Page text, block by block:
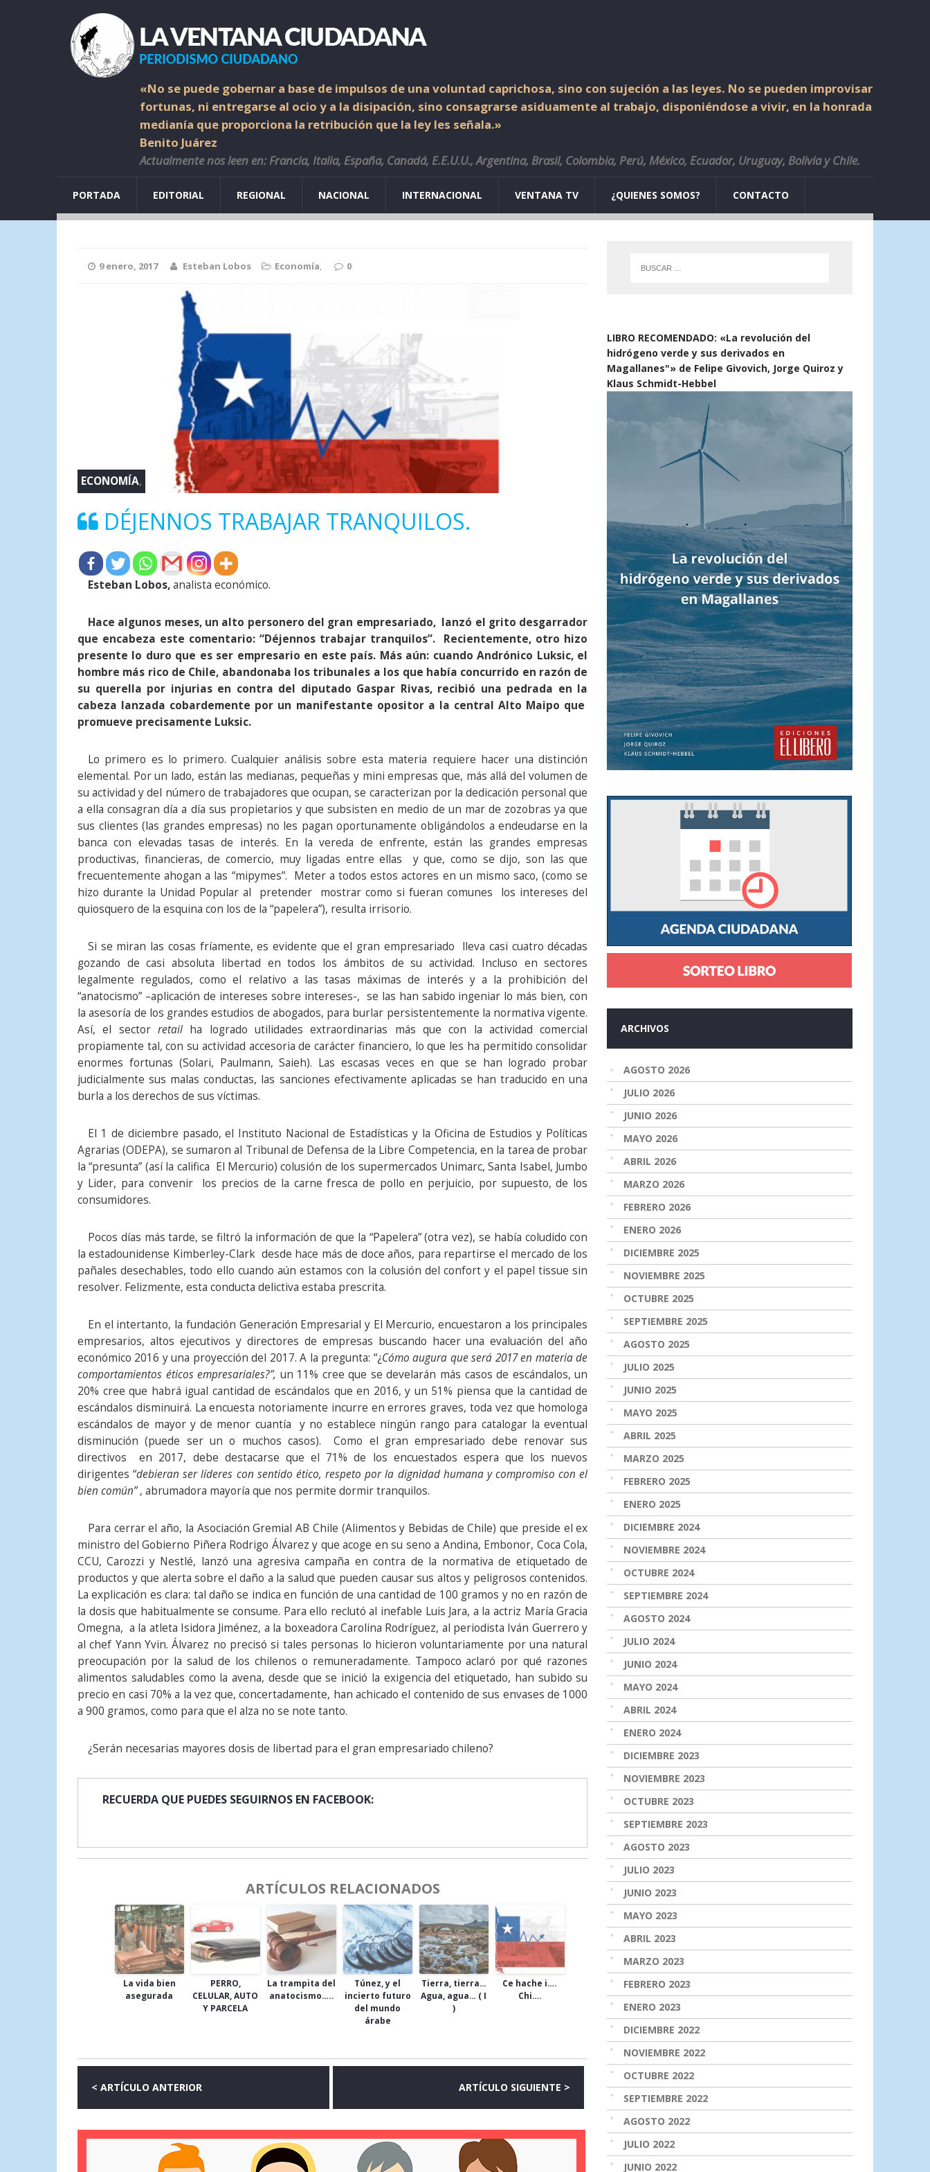
«No se puede gobernar a base de impulsos de una voluntad caprichosa, sino con sujeción a las leyes. No se pueden improvisar
fortunas, ni entregarse al ocio y a la disipación, sino consagrarse asiduamente al trabajo, disponiéndose a vivir, en la honrada
medianía que proporciona la retribución que la ley les señala.»
Benito Juárez
Actualmente nos leen en: Francia, Italia, España, Canadá, E.E.U.U., Argentina, Brasil, Colombia, Perú, México, Ecuador, Uruguay, Bolivia y Chile.
PORTADA EDITORIAL REGIONAL NACIONAL INTERNACIONAL VENTANA TV ¿QUIENES SOMOS? CONTACTO
9 enero, 2017 Esteban Lobos Economía, 0
ECONOMÍA,
DÉJENNOS TRABAJAR TRANQUILOS.
Esteban Lobos,analista económico.
Hace algunos meses, un alto personero del gran empresariado, lanzó el grito desgarrador
que encabeza este comentario: “Déjennos trabajar tranquilos”. Recientemente, otro hizo
presente lo duro que es ser empresario en este país. Más aún: cuando Andrónico Luksic, el
hombre más rico de Chile, abandonaba los tribunales a los que había concurrido en razón de
su querella por injurias en contra del diputado Gaspar Rivas, recibió una pedrada en la
cabeza lanzada cobardemente por un manifestante opositor a la central Alto Maipo que
promueve precisamente Luksic.
Lo primero es lo primero. Cualquier análisis sobre esta materia requiere hacer una distinción
elemental. Por un lado, están las medianas, pequeñas y mini empresas que, más allá del volumen de
su actividad y del número de trabajadores que ocupan, se caracterizan por la dedicación personal que
a ella consagran día a día sus propietarios y que subsisten en medio de un mar de zozobras ya que
sus clientes (las grandes empresas) no les pagan oportunamente obligándolos a endeudarse en la
banca con elevadas tasas de interés. En la vereda de enfrente, están las grandes empresas
productivas, financieras, de comercio, muy ligadas entre ellas y que, como se dijo, son las que
frecuentemente ahogan a las “mipymes”. Meter a todos estos actores en un mismo saco, (como se
hizo durante la Unidad Popular al pretender mostrar como si fueran comunes los intereses del
quiosquero de la esquina con los de la “papelera”), resulta irrisorio.
Si se miran las cosas fríamente, es evidente que el gran empresariado lleva casi cuatro décadas
gozando de casi absoluta libertad en todos los ámbitos de su actividad. Incluso en sectores
legalmente regulados, como el relativo a las tasas máximas de interés y a la prohibición del
“anatocismo” –aplicación de intereses sobre intereses-, se las han sabido ingeniar lo más bien, con
la asesoría de los grandes estudios de abogados, para burlar persistentemente la normativa vigente.
Así, el sector retail ha logrado utilidades extraordinarias más que con la actividad comercial
propiamente tal, con su actividad accesoria de carácter financiero, lo que les ha permitido consolidar
enormes fortunas (Solari, Paulmann, Saieh). Las escasas veces en que se han logrado probar
judicialmente sus malas conductas, las sanciones efectivamente aplicadas se han traducido en una
burla a los derechos de sus víctimas.
El 1 de diciembre pasado, el Instituto Nacional de Estadísticas y la Oficina de Estudios y Políticas
Agrarias (ODEPA), se sumaron al Tribunal de Defensa de la Libre Competencia, en la tarea de probar
la “presunta” (así la califica El Mercurio) colusión de los supermercados Unimarc, Santa Isabel, Jumbo
y Lider, para convenir los precios de la carne fresca de pollo en perjuicio, por supuesto, de los
consumidores.
Pocos días más tarde, se filtró la información de que la “Papelera” (otra vez), se había coludido con
la estadounidense Kimberley-Clark desde hace más de doce años, para repartirse el mercado de los
pañales desechables, todo ello cuando aún estamos con la colusión del confort y el papel tissue sin
resolver. Felizmente, esta conducta delictiva estaba prescrita.
En el intertanto, la fundación Generación Empresarial y El Mercurio, encuestaron a los principales
empresarios, altos ejecutivos y directores de empresas buscando hacer una evaluación del año
económico 2016 y una proyección del 2017. A la pregunta: “¿Cómo augura que será 2017 en materia de
comportamientos éticos empresariales?”, un 11% cree que se develarán más casos de escándalos, un
20% cree que habrá igual cantidad de escándalos que en 2016, y un 51% piensa que la cantidad de
escándalos disminuirá. La encuesta notoriamente incurre en errores graves, toda vez que homologa
escándalos de mayor y de menor cuantía y no establece ningún rango para catalogar la eventual
disminución (puede ser un o muchos casos). Como el gran empresariado debe renovar sus
directivos en 2017, debe destacarse que el 71% de los encuestados espera que los nuevos
dirigentes “debieran ser líderes con sentido ético, respeto por la dignidad humana y compromiso con el
bien común”, abrumadora mayoría que nos permite dormir tranquilos.
Para cerrar el año, la Asociación Gremial AB Chile (Alimentos y Bebidas de Chile) que preside el ex
ministro del Gobierno Piñera Rodrigo Álvarez y que acoge en su seno a Andina, Embonor, Coca Cola,
CCU, Carozzi y Nestlé, lanzó una agresiva campaña en contra de la normativa de etiquetado de
productos y que alerta sobre el daño a la salud que pueden causar sus altos y peligrosos contenidos.
La explicación es clara: tal daño se indica en función de una cantidad de 100 gramos y no en razón de
la dosis que habitualmente se consume. Para ello reclutó al inefable Luis Jara, a la actriz María Gracia
Omegna, a la atleta Isidora Jiménez, a la boxeadora Carolina Rodríguez, al periodista Iván Guerrero y
al chef Yann Yvin. Álvarez no precisó si tales personas lo hicieron voluntariamente por una natural
preocupación por la salud de los chilenos o remuneradamente. Tampoco aclaró por qué razones
alimentos saludables como la avena, desde que se inició la exigencia del etiquetado, han subido su
precio en casi 70% a la vez que, concertadamente, han achicado el contenido de sus envases de 1000
a 900 gramos, como para que el alza no se note tanto.
¿Serán necesarias mayores dosis de libertad para el gran empresariado chileno?
RECUERDA QUE PUEDES SEGUIRNOS EN FACEBOOK:
ARTÍCULOS RELACIONADOS
La vida bien
asegurada
PERRO,
CELULAR, AUTO
Y PARCELA
La trampita del
anatocismo…..
Túnez, y el
incierto futuro
del mundo
árabe
Tierra, tierra…
Agua, agua… ( I
)
Ce hache i….
Chi….
< ARTÍCULO ANTERIOR ARTÍCULO SIGUIENTE >
LIBRO RECOMENDADO: «La revolución del
hidrógeno verde y sus derivados en
Magallanes"» de Felipe Givovich, Jorge Quiroz y
Klaus Schmidt-Hebbel
ARCHIVOS
AGOSTO 2026
JULIO 2026
JUNIO 2026
MAYO 2026
ABRIL 2026
MARZO 2026
FEBRERO 2026
ENERO 2026
DICIEMBRE 2025
NOVIEMBRE 2025
OCTUBRE 2025
SEPTIEMBRE 2025
AGOSTO 2025
JULIO 2025
JUNIO 2025
MAYO 2025
ABRIL 2025
MARZO 2025
FEBRERO 2025
ENERO 2025
DICIEMBRE 2024
NOVIEMBRE 2024
OCTUBRE 2024
SEPTIEMBRE 2024
AGOSTO 2024
JULIO 2024
JUNIO 2024
MAYO 2024
ABRIL 2024
ENERO 2024
DICIEMBRE 2023
NOVIEMBRE 2023
OCTUBRE 2023
SEPTIEMBRE 2023
AGOSTO 2023
JULIO 2023
JUNIO 2023
MAYO 2023
ABRIL 2023
MARZO 2023
FEBRERO 2023
ENERO 2023
DICIEMBRE 2022
NOVIEMBRE 2022
OCTUBRE 2022
SEPTIEMBRE 2022
AGOSTO 2022
JULIO 2022
JUNIO 2022